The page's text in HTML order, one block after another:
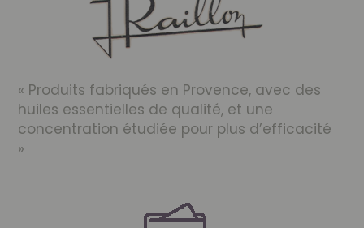
« Produits fabriqués en Provence, avec des
huiles essentielles de qualité, et une
concentration étudiée pour plus d’efficacité
»